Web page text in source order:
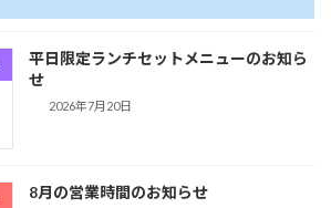
平日限定ランチセットメニューのお知ら
せ
2026年7月20日
8月の営業時間のお知らせ